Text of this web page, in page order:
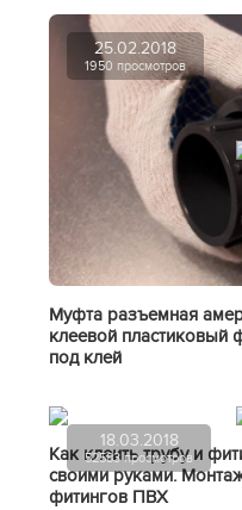
25.02.2018
1950 просмотров
Муфта разъемная
клеевой пластиковый
под клей
18.03.2018
52583 просмотров
Как клеить трубу и
своими руками.
фитингов ПВХ